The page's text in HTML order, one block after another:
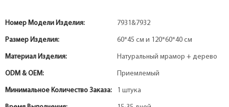
Номер Модели Изделия: 7931&7932
Размер Изделия: 60*45 см и 120*60*40 см
Материал Изделия: Натуральный мрамор + дерево
ODM & OEM: Приемлемый
Минимальное Количество Заказа: 1 штука